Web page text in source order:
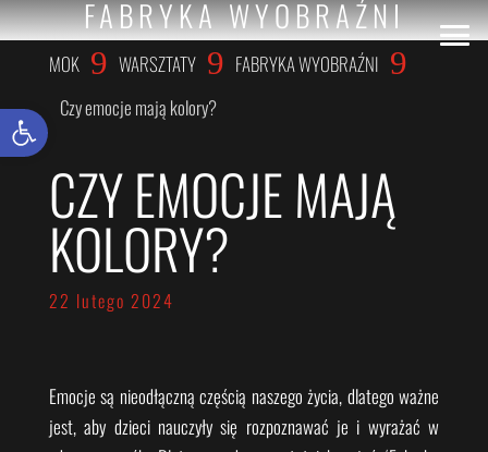
FABRYKA WYOBRAŹNI
MOK 9 WARSZTATY 9 FABRYKA WYOBRAŹNI 9
Czy emocje mają kolory?
CZY EMOCJE MAJĄ
KOLORY?
22 lutego 2024
Emocje są nieodłączną częścią naszego życia, dlatego ważne
jest, aby dzieci nauczyły się rozpoznawać je i wyrażać w
Otwórz pasek narzędzi